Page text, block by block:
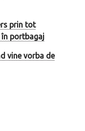
prin tot
în portbagaj
vine vorba de